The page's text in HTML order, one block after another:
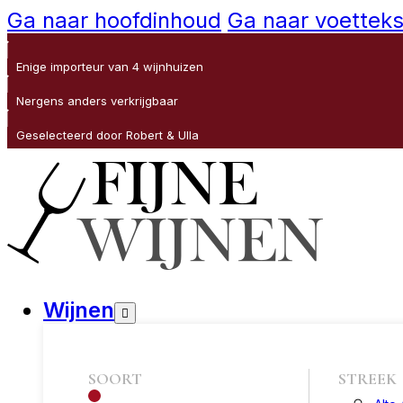
Ga naar hoofdinhoud Ga naar
Enige importeur van 4 wijnhuizen
Nergens anders verkrijgbaar
Geselecteerd door Robert & Ulla
Wijnen
SOORT STREEK